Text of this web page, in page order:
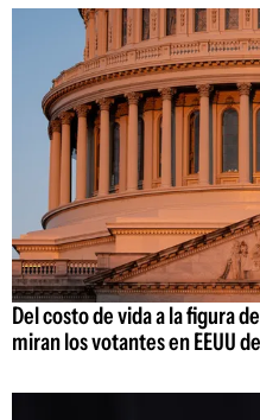
Del costo de vida a la figura
miran los votantes en EEUU